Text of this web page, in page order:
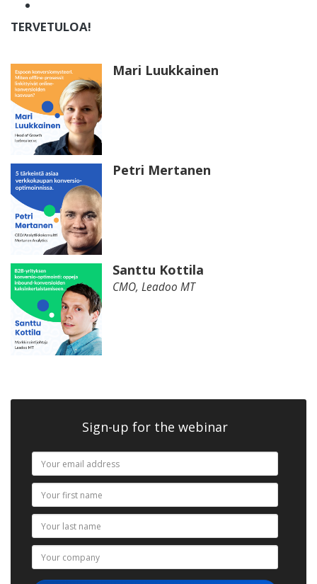
TERVETULOA!
Mari Luukkainen
Petri Mertanen
Santtu Kottila
CMO, Leadoo MT
Sign-up for the webinar